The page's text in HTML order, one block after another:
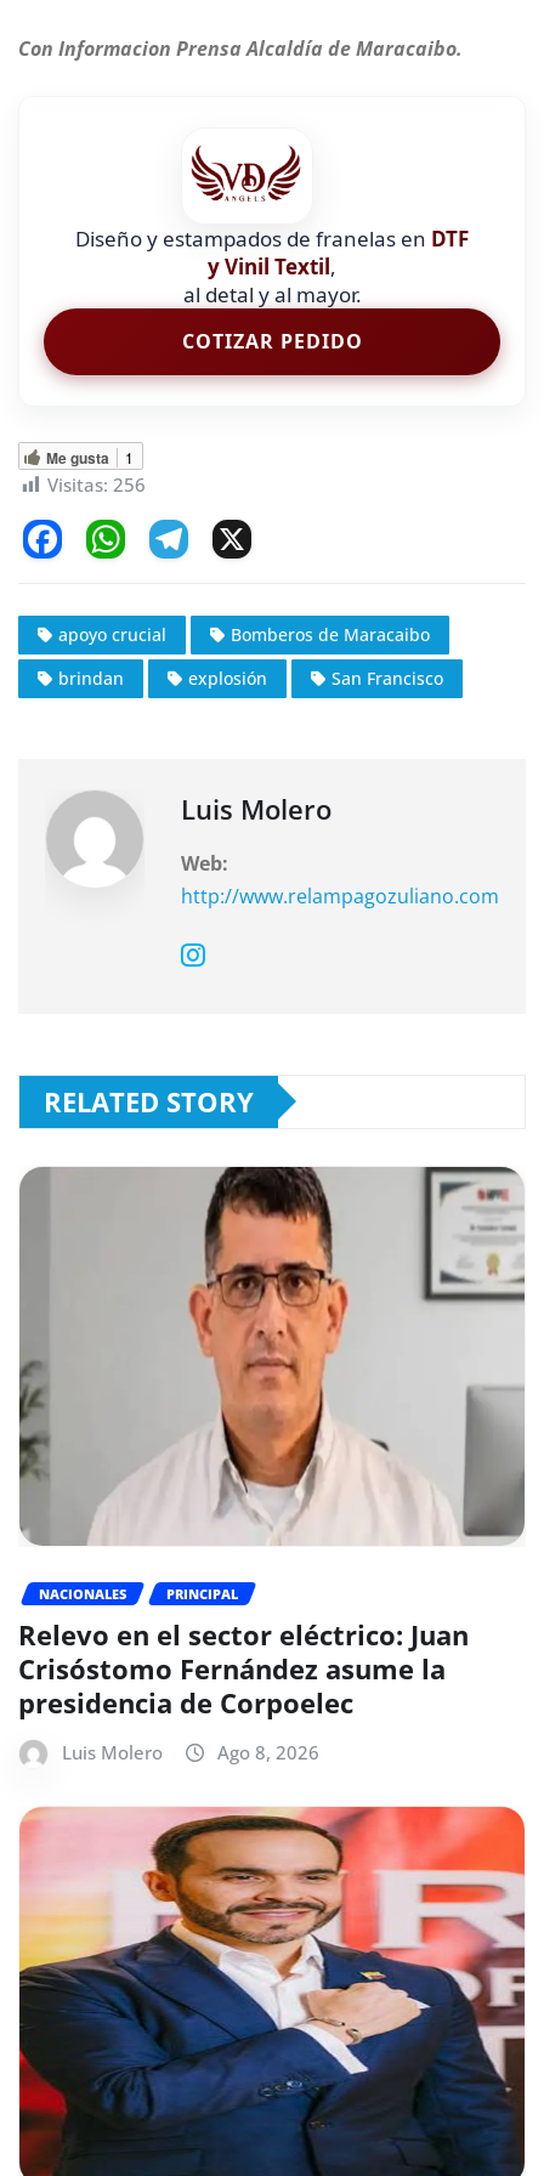
Con Informacion Prensa Alcaldía de Maracaibo.
Diseño y estampados de franelas en DTF
y Vinil Textil,
al detal y al mayor.
COTIZAR PEDIDO
Me gusta 1
Visitas: 256
c
e
b
k
W
at
s
A
e
gr
a
apoyo crucial
Bomberos de Maracaibo
brindan
explosión San Francisco
Luis Molero
Web:
http://www.relampagozuliano.com
RELATED STORY
NACIONALES PRINCIPAL
Relevo en el sector eléctrico: Juan
Crisóstomo Fernández asume la
presidencia de Corpoelec
Luis Molero Ago 8, 2026